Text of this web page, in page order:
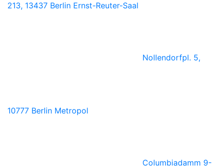
213, 13437 Berlin Ernst-Reuter-Saal
Nollendorfpl. 5,
10777 Berlin Metropol
Columbiadamm 9-